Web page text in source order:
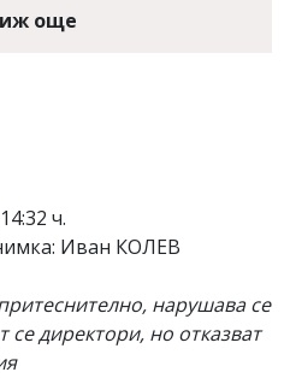
още
ч.
Иван КОЛЕВ
нарушава се
се директори, но отказват